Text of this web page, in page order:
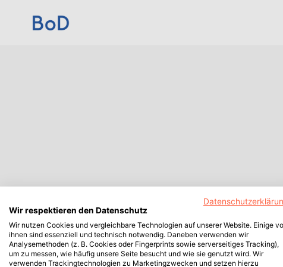
Wir respektieren den Datenschutz
Wir nutzen Cookies und vergleichbare Technologien auf unserer Website. Einige
ihnen sind essenziell und technisch notwendig. Daneben verwenden wir
Analysemethoden (z. B. Cookies oder Fingerprints sowie serverseitiges Tracking),
um zu messen, wie häufig unsere Seite besucht und wie sie genutzt wird. Wir
verwenden Trackingtechnologien zu Marketingzwecken und setzen hierzu